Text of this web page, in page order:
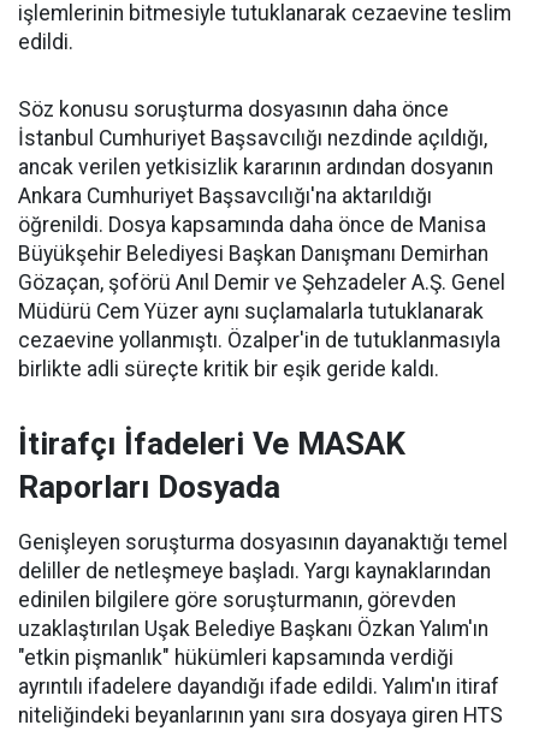
işlemlerinin bitmesiyle tutuklanarak cezaevine teslim
edildi.
Söz konusu soruşturma dosyasının daha önce
İstanbul Cumhuriyet Başsavcılığı nezdinde açıldığı,
ancak verilen yetkisizlik kararının ardından dosyanın
Ankara Cumhuriyet Başsavcılığı'na aktarıldığı
öğrenildi. Dosya kapsamında daha önce de Manisa
Büyükşehir Belediyesi Başkan Danışmanı Demirhan
Gözaçan, şoförü Anıl Demir ve Şehzadeler A.Ş. Genel
Müdürü Cem Yüzer aynı suçlamalarla tutuklanarak
cezaevine yollanmıştı. Özalper'in de tutuklanmasıyla
birlikte adli süreçte kritik bir eşik geride kaldı.
İtirafçı İfadeleri Ve MASAK
Raporları Dosyada
Genişleyen soruşturma dosyasının dayanaktığı temel
deliller de netleşmeye başladı. Yargı kaynaklarından
edinilen bilgilere göre soruşturmanın, görevden
uzaklaştırılan Uşak Belediye Başkanı Özkan Yalım'ın
"etkin pişmanlık" hükümleri kapsamında verdiği
ayrıntılı ifadelere dayandığı ifade edildi. Yalım'ın itiraf
niteliğindeki beyanlarının yanı sıra dosyaya giren HTS